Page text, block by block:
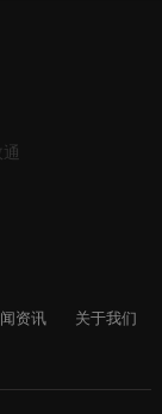
资讯
关于我们